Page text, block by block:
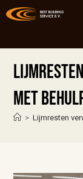
met
> Lijmresten